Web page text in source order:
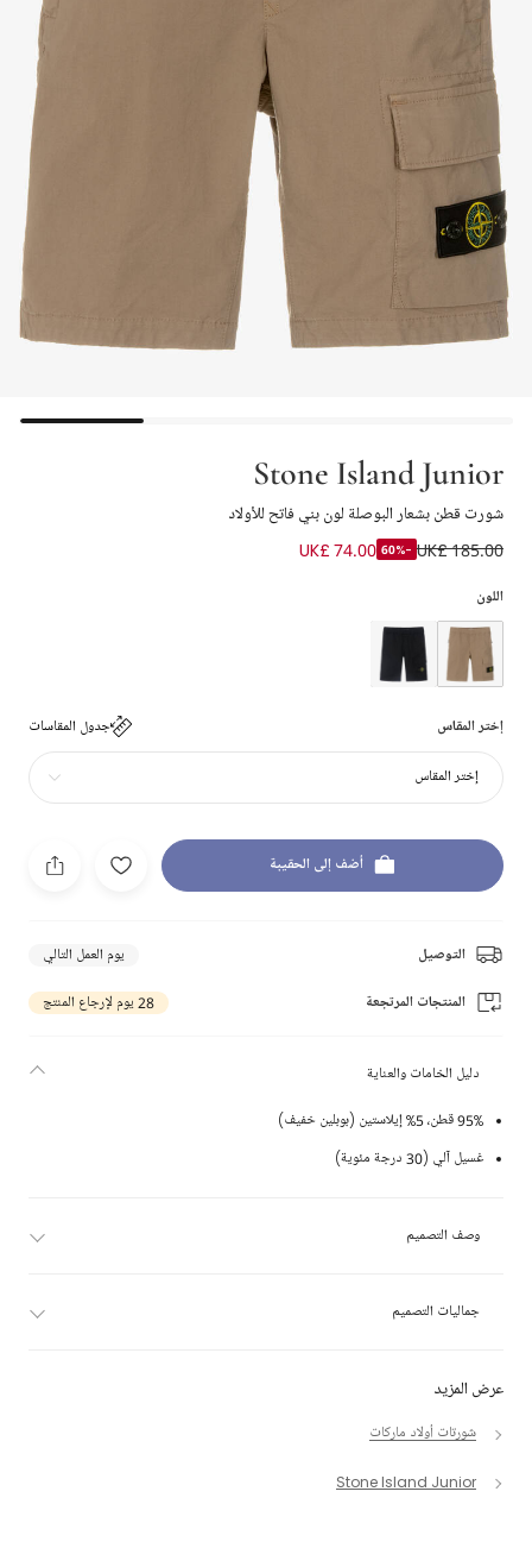
Stone Island Junior
شورت قطن بشعار البوصلة لون بني فاتح للأولاد
UK£ 185.00
-60%
UK£ 74.00
اللون
إختر المقاس جدول المقاسات
إختر المقاس
أضف إلى الحقيبة
التوصيل يوم العمل التالي
المنتجات المرتجعة 28 يوم لإرجاع المنتج
عرض المزيد
شورتات أولاد ماركات
Stone Island Junior
دليل الخامات والعناية
95% قطن، 5% إيلاستين (بوبلين خفيف)
غسيل آلي (30 درجة مئوية)
وصف التصميم
جماليات التصميم